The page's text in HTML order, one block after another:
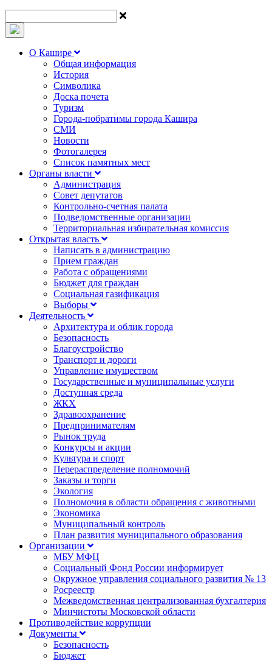
О Кашире
Общая информация
История
Символика
Доска почета
Туризм
Города-побратимы города Кашира
СМИ
Новости
Фотогалерея
Список памятных мест
Органы власти
Администрация
Совет депутатов
Контрольно-счетная палата
Подведомственные организации
Территориальная избирательная комиссия
Открытая власть
Написать в администрацию
Прием граждан
Работа с обращениями
Бюджет для граждан
Социальная газификация
Выборы
Деятельность
Архитектура и облик города
Безопасность
Благоустройство
Транспорт и дороги
Управление имуществом
Государственные и муниципальные услуги
Доступная среда
ЖКХ
Здравоохранение
Предпринимателям
Рынок труда
Конкурсы и акции
Культура и спорт
Перераспределение полномочий
Заказы и торги
Экология
Полномочия в области обращения с животными
Экономика
Муниципальный контроль
План развития муниципального образования
Организации
МБУ МФЦ
Социальный Фонд России информирует
Окружное управления социального развития № 13
Росреестр
Межведомственная централизованная бухгалтерия
Минчистоты Московской области
Противодействие коррупции
Документы
Безопасность
Бюджет